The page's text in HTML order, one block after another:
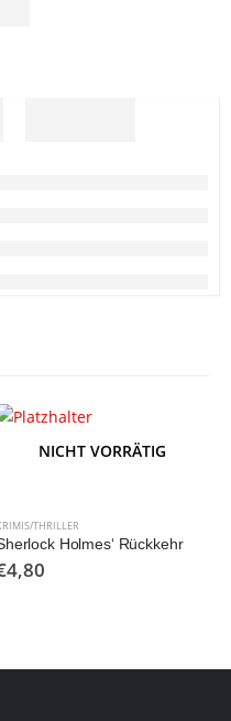
NICHT VORRÄTIG
THRILLER
Holmes‘ Rückkehr
4,80